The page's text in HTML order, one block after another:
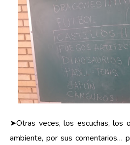
➤Otras veces, los escuchas, los
ambiente, por sus comentarios…